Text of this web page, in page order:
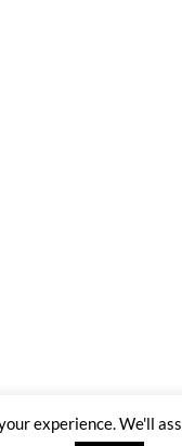
experience. We'll